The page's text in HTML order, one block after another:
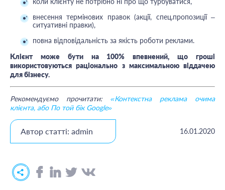
внесення термінових правок (акції, спец.пропозиції –
ситуативні правки),
повна відповідальність за якість роботи реклами.
Клієнт може бути на 100% впевнений, що гроші
використовуються раціонально з максимальною віддачею
для бізнесу.
Рекомендуємо прочитати: «Контекстна реклама очима
клієнта, або По той бік Google»
Автор статті: admin 16.01.2020